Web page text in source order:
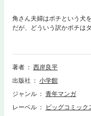
角さん夫婦はポチという犬
だが、どういう訳かポチは
んが九州へ出張に出かける
「獣医に診せろ」と言われ
など気にもかけていない様
んて意外だったからだ…
著者
西岸良平
出版社
小学館
ジャンル
青年マンガ
レーベル
ビッグコミック